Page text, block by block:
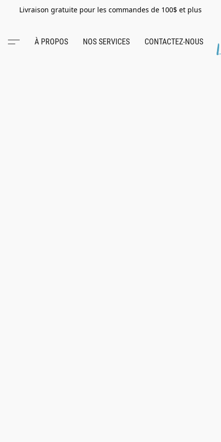
Livraison gratuite pour les commandes de 100$ et plus
À PROPOS NOS SERVICES CONTACTEZ-NOUS